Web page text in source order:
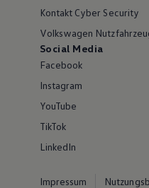
Kontakt Cyber Security
Volkswagen
Social Media
Facebook
Instagram
YouTube
TikTok
LinkedIn
Impressum